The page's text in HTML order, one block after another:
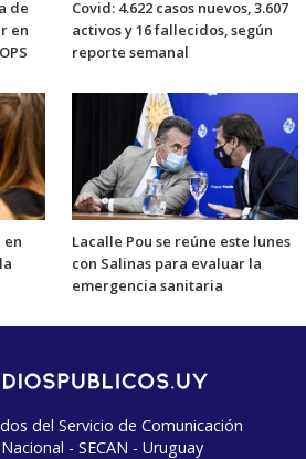
de
en
Covid: 4.622 casos nuevos, 3.607
activos y 16 fallecidos, según
reporte semanal
en
Lacalle Pou se reúne este lunes
con Salinas para evaluar la
emergencia sanitaria
del Servicio de Comunicación
- SECAN - Uruguay